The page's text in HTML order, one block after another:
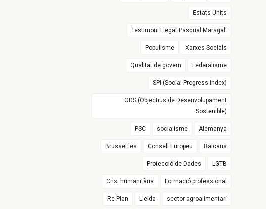
Estats Units
Testimoni Llegat Pasqual Maragall
Populisme Xarxes Socials
Qualitat de govern Federalisme
SPI (Social Progress Index)
ODS (Objectius de Desenvolupament
Sostenible)
PSC socialisme Alemanya
Brussel·les Consell Europeu Balcans
Protecció de Dades LGTB
Crisi humanitària Formació professional
Re-Plan Lleida sector agroalimentari